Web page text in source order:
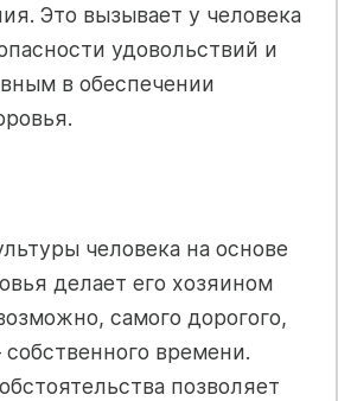
Это вызывает у человека
удовольствий и
в обеспечении
человека на основе
делает его хозяином
самого дорогого,
собственного времени.
позволяет